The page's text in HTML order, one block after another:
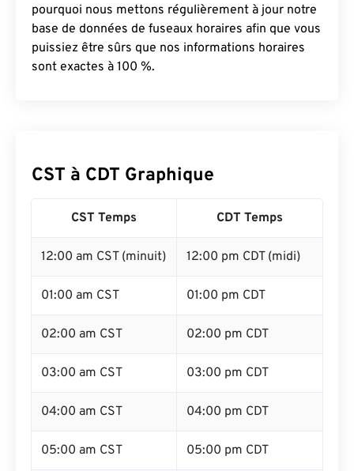
pourquoi nous mettons régulièrement à jour notre
base de données de fuseaux horaires afin que vous
puissiez être sûrs que nos informations horaires
sont exactes à 100 %.
CST à CDT Graphique
CST Temps CDT Temps
12:00 am CST (minuit) 12:00 pm CDT (midi)
01:00 am CST 01:00 pm CDT
02:00 am CST 02:00 pm CDT
03:00 am CST 03:00 pm CDT
04:00 am CST 04:00 pm CDT
05:00 am CST 05:00 pm CDT